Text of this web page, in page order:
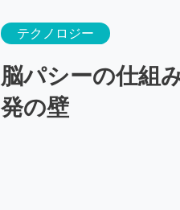
テクノロジー
脳パシーの仕組
発の壁